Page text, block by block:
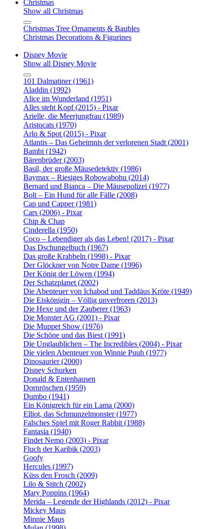
Christmas
Show all Christmas
Christmas Tree Ornaments & Baubles
Christmas Decorations & Figurines
Disney Movie
Show all Disney Movie
101 Dalmatiner (1961)
Aladdin (1992)
Alice im Wunderland (1951)
Alles steht Kopf (2015) - Pixar
Arielle, die Meerjungfrau (1989)
Aristocats (1970)
Arlo & Spot (2015) - Pixar
Atlantis – Das Geheimnis der verlorenen Stadt (2001)
Bambi (1942)
Bärenbrüder (2003)
Basil, der große Mäusedetektiv (1986)
Baymax – Riesiges Robowabohu (2014)
Bernard und Bianca – Die Mäusepolizei (1977)
Bolt – Ein Hund für alle Fälle (2008)
Cap und Capper (1981)
Cars (2006) - Pixar
Chip & Chap
Cinderella (1950)
Coco – Lebendiger als das Leben! (2017) - Pixar
Das Dschungelbuch (1967)
Das große Krabbeln (1998) - Pixar
Der Glöckner von Notre Dame (1996)
Der König der Löwen (1994)
Der Schatzplanet (2002)
Die Abenteuer von Ichabod und Taddäus Kröte (1949)
Die Eiskönigin – Völlig unverfroren (2013)
Die Hexe und der Zauberer (1963)
Die Monster AG (2001) - Pixar
Die Muppet Show (1976)
Die Schöne und das Biest (1991)
Die Unglaublichen – The Incredibles (2004) - Pixar
Die vielen Abenteuer von Winnie Puuh (1977)
Dinosaurier (2000)
Disney Schurken
Donald & Entenhausen
Dornröschen (1959)
Dumbo (1941)
Ein Königreich für ein Lama (2000)
Elliot, das Schmunzelmonster (1977)
Falsches Spiel mit Roger Rabbit (1988)
Fantasia (1940)
Findet Nemo (2003) - Pixar
Fluch der Karibik (2003)
Goofy
Hercules (1997)
Küss den Frosch (2009)
Lilo & Stitch (2002)
Mary Poppins (1964)
Merida – Legende der Highlands (2012) - Pixar
Mickey Maus
Minnie Maus